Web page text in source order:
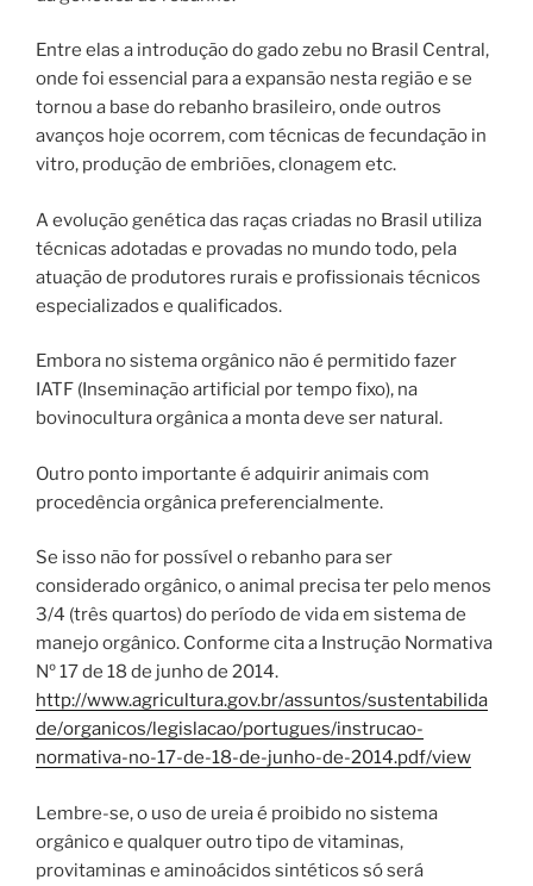
Entre elas a introdução do gado zebu no Brasil Central,
onde foi essencial para a expansão nesta região e se
tornou a base do rebanho brasileiro, onde outros
avanços hoje ocorrem, com técnicas de fecundação in
vitro, produção de embriões, clonagem etc.
A evolução genética das raças criadas no Brasil utiliza
técnicas adotadas e provadas no mundo todo, pela
atuação de produtores rurais e profissionais técnicos
especializados e qualificados.
Embora no sistema orgânico não é permitido fazer
IATF (Inseminação artificial por tempo fixo), na
bovinocultura orgânica a monta deve ser natural.
Outro ponto importante é adquirir animais com
procedência orgânica preferencialmente.
Se isso não for possível o rebanho para ser
considerado orgânico, o animal precisa ter pelo menos
3/4 (três quartos) do período de vida em sistema de
manejo orgânico. Conforme cita a Instrução Normativa
Nº 17 de 18 de junho de 2014.
http://www.agricultura.gov.br/assuntos/sustentabilida
de/organicos/legislacao/portugues/instrucao-
normativa-no-17-de-18-de-junho-de-2014.pdf/view
Lembre-se, o uso de ureia é proibido no sistema
orgânico e qualquer outro tipo de vitaminas,
provitaminas e aminoácidos sintéticos só será